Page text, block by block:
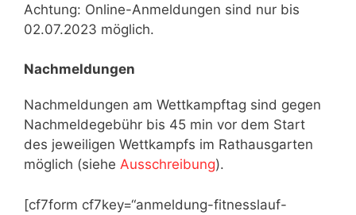
Achtung: Online-Anmeldungen sind nur bis
02.07.2023 möglich.
Nachmeldungen
Nachmeldungen am Wettkampftag sind gegen
Nachmeldegebühr bis 45 min vor dem Start
des jeweiligen Wettkampfs im Rathausgarten
möglich (siehe Ausschreibung).
[cf7form cf7key=“anmeldung-fitnesslauf-